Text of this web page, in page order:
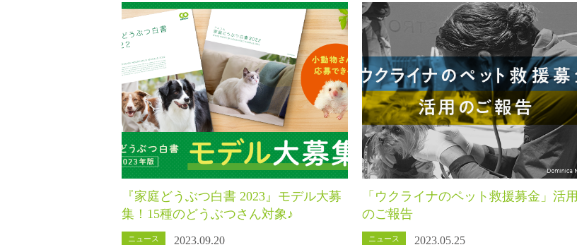
『家庭どうぶつ白書 2023』モデル大募
集！15種のどうぶつさん対象♪
ニュース
2023.09.20
「ウクライナのペット救援募金」活用
のご報告
ニュース
2023.05.25